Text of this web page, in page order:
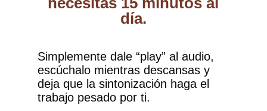
día.
Simplemente dale “play” al audio,
escúchalo mientras descansas y
deja que la sintonización haga el
trabajo pesado por ti.